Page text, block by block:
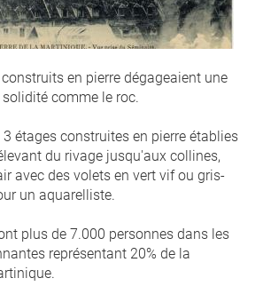
en pierre dégageaient une
comme le roc.
étages construites en pierre établies
du rivage jusqu'aux collines,
avec des volets en vert vif ou gris-
un aquarelliste.
plus de 7.000 personnes dans les
représentant 20% de la